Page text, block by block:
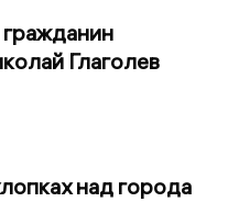
Глаголев
над города